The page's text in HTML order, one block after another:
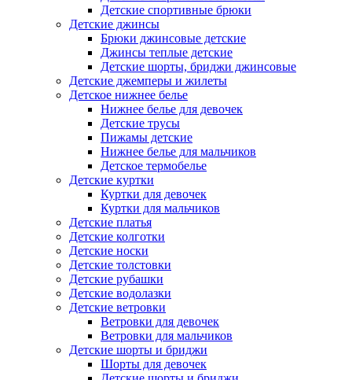
Детские спортивные брюки
Детские джинсы
Брюки джинсовые детские
Джинсы теплые детские
Детские шорты, бриджи джинсовые
Детские джемперы и жилеты
Детское нижнее белье
Нижнее белье для девочек
Детские трусы
Пижамы детские
Нижнее белье для мальчиков
Детское термобелье
Детские куртки
Куртки для девочек
Куртки для мальчиков
Детские платья
Детские колготки
Детские носки
Детские толстовки
Детские рубашки
Детские водолазки
Детские ветровки
Ветровки для девочек
Ветровки для мальчиков
Детские шорты и бриджи
Шорты для девочек